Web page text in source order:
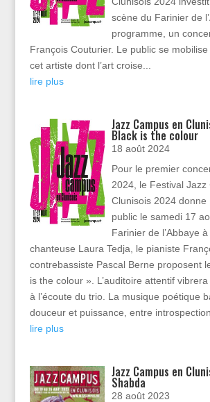
scène du Farinier de
programme, un
François Couturier. Le public se
cet artiste dont l’art croise...
lire plus
Jazz Campus en
Black is the colour
18 août 2024
Pour le premier
2024, le Festival Jazz
Clunisois 2024 donne
public le samedi 17
Farinier de l’Abbaye
chanteuse Laura Tedja, le pianiste
contrebassiste Pascal Berne proposent
is the colour ». L’auditoire attentif
à l’écoute du trio. La musique poétique
douceur et puissance, entre
lire plus
Jazz Campus en
Shabda
28 août 2023